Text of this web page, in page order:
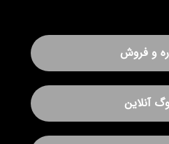
و فروش
آنلاین